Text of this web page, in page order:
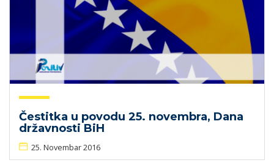
Čestitka u povodu 25. novembra, Dana
državnosti BiH
25. Novembar 2016